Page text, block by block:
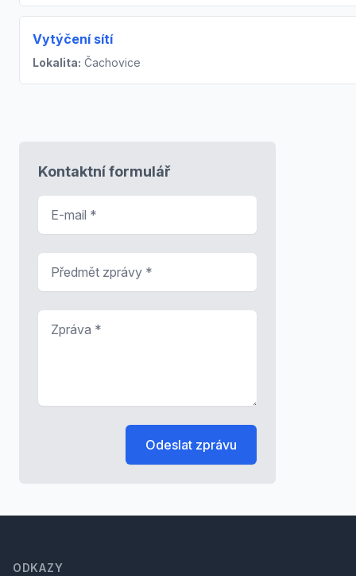
Vytýčení sítí
Lokalita: Čachovice
Kontaktní formulář
Odeslat zprávu
ODKAZY